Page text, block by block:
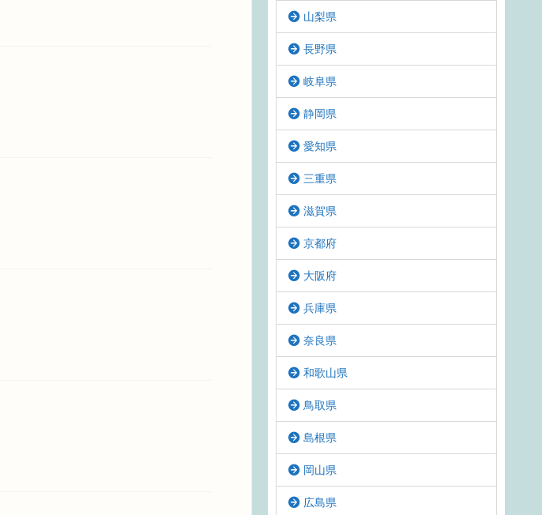
山梨県
長野県
岐阜県
静岡県
愛知県
三重県
滋賀県
京都府
大阪府
兵庫県
奈良県
和歌山県
鳥取県
島根県
岡山県
広島県